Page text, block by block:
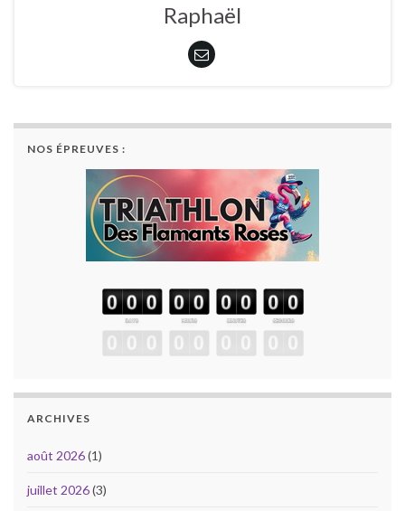
Raphaël
NOS ÉPREUVES :
ARCHIVES
août 2026(1)
juillet 2026(3)